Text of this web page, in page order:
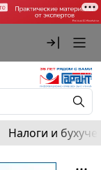
Налоги и